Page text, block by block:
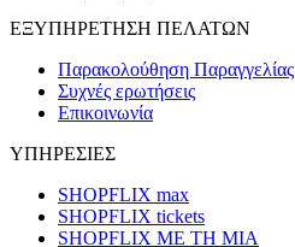
ΕΞΥΠΗΡΕΤΗΣΗ ΠΕΛΑΤΩΝ
Παρακολούθηση Παραγγελίας
Συχνές ερωτήσεις
Επικοινωνία
ΥΠΗΡΕΣΙΕΣ
SHOPFLIX max
SHOPFLIX tickets
SHOPFLIX ΜΕ ΤΗ ΜΙΑ